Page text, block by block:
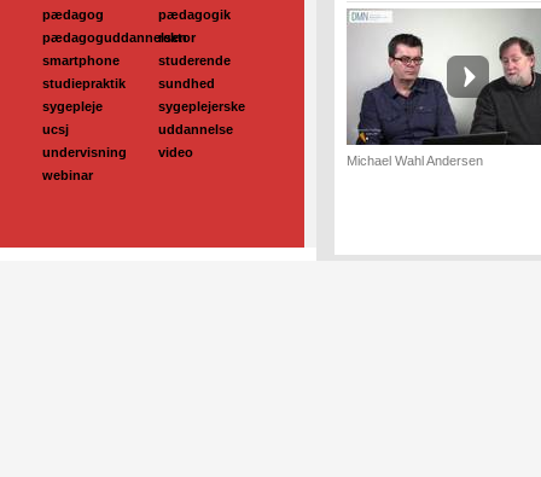
pædagog
pædagogik
pædagoguddannelsen
rektor
smartphone
studerende
studiepraktik
sundhed
sygepleje
sygeplejerske
ucsj
uddannelse
undervisning
video
webinar
Michael Wahl Andersen